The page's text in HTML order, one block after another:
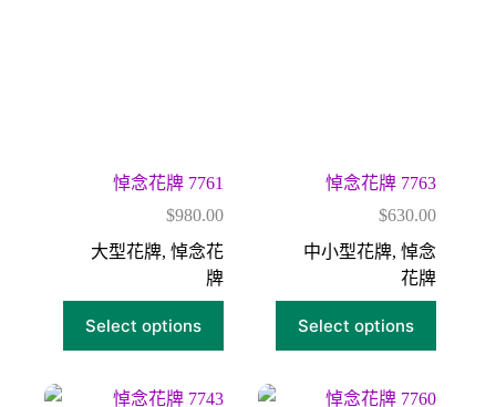
悼念花牌 7761
$980.00
大型花牌, 悼念花
牌
Select options
悼念花牌 7763
$630.00
中小型花牌,悼念
花牌
Select options